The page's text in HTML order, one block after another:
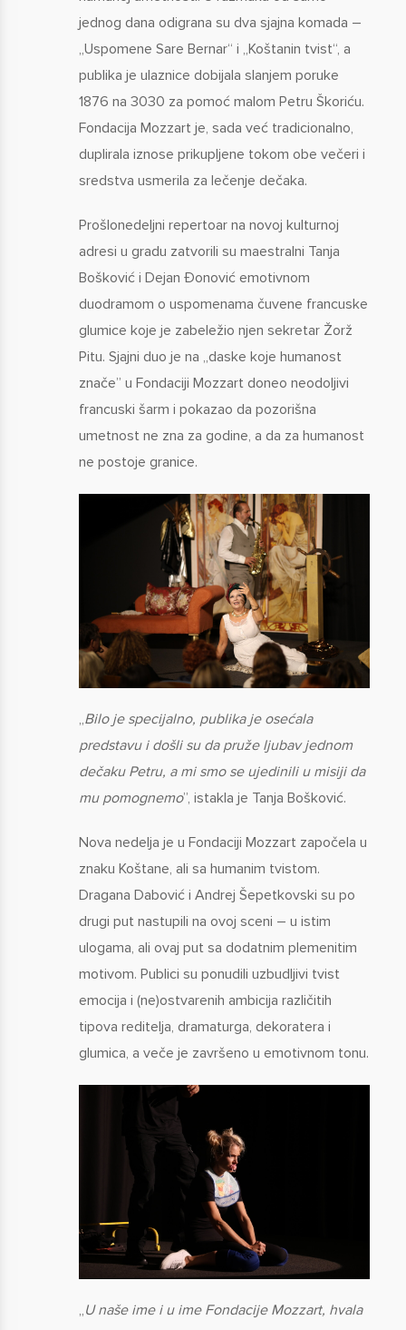
jednog dana odigrana su dva sjajna komada –
„Uspomene Sare Bernar“ i „Koštanin tvist“, a
publika je ulaznice dobijala slanjem poruke
1876 na 3030 za pomoć malom Petru Škoriću.
Fondacija Mozzart je, sada već tradicionalno,
duplirala iznose prikupljene tokom obe večeri i
sredstva usmerila za lečenje dečaka.
Prošlonedeljni repertoar na novoj kulturnoj
adresi u gradu zatvorili su maestralni Tanja
Bošković i Dejan Đonović emotivnom
duodramom o uspomenama čuvene francuske
glumice koje je zabeležio njen sekretar Žorž
Pitu. Sjajni duo je na „daske koje humanost
znače” u Fondaciji Mozzart doneo neodoljivi
francuski šarm i pokazao da pozorišna
umetnost ne zna za godine, a da za humanost
ne postoje granice.
„Bilo je specijalno, publika je osećala
predstavu i došli su da pruže ljubav jednom
dečaku Petru, a mi smo se ujedinili u misiji da
mu pomognemo”, istakla je Tanja Bošković.
Nova nedelja je u Fondaciji Mozzart započela u
znaku Koštane, ali sa humanim tvistom.
Dragana Dabović i Andrej Šepetkovski su po
drugi put nastupili na ovoj sceni – u istim
ulogama, ali ovaj put sa dodatnim plemenitim
motivom. Publici su ponudili uzbudljivi tvist
emocija i (ne)ostvarenih ambicija različitih
tipova reditelja, dramaturga, dekoratera i
glumica, a veče je završeno u emotivnom tonu.
„U naše ime i u ime Fondacije Mozzart, hvala